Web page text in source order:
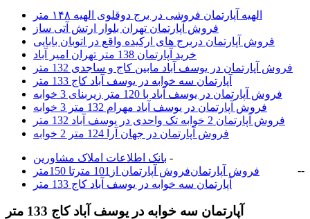
الهیه آپارتمان فروشی در برج دوقلوی الهیه ۱۴۸ متر
فروش آپارتمان تهران بلوار ارتش آتی ساز
فروش آپارتمان دربرج های ارکیده واقع در اتوبان بابایی
خرید آپارتمان 138 متر تهران امیر آباد
فروش آپارتمان در یوسف آباد مابین کاج و ساجدی 132 متر
آپارتمان سه خوابه در یوسف آباد کاج 133 متر
فروش آپارتمان در یوسف آباد با 120 متر زیربنای 3 خوابه
فروش آپارتمان در یوسف آباد مهرام 132 متر 3 خوابه
فروش آپارتمان 2 خوابه تک واحدی در یوسف آباد 132 متر
فروش آپارتمان در جهان آرا 124 متر 2 خوابه
بانک اطلاعات املاک مشاورين -
فروش آپارتمان
- فروش آپارتمان از101 مترتا 150متر
-
آپارتمان سه خوابه در یوسف آباد کاج 133 متر
آپارتمان سه خوابه در یوسف آباد کاج 133 متر